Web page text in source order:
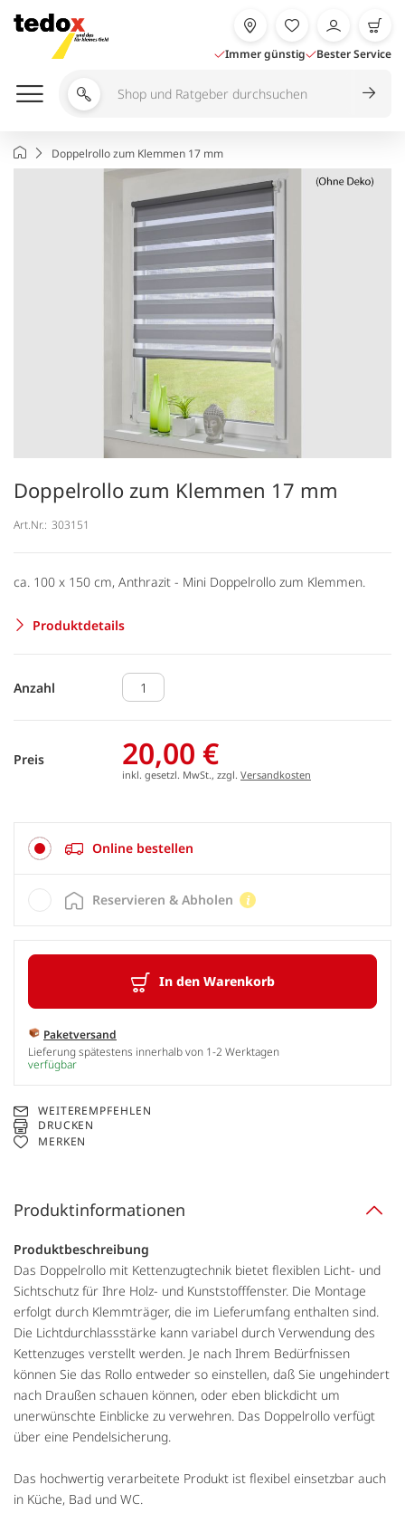
Inhalt
springen
Immer günstig Bester Service
Shop
durchsuchen
StartseiteDoppelrollo zum Klemmen 17 mm
Doppelrollo zum Klemmen 17 mm
Art.Nr.: 303151
ca. 100 x 150 cm, Anthrazit - Mini Doppelrollo zum Klemmen.
Produktdetails
Anzahl
Preis 20,00 €
inkl. gesetzl. MwSt., zzgl. Versandkosten
Online bestellen
In den Warenkorb
Paketversand
Lieferung spätestens innerhalb von 1-2 Werktagen
verfügbar
Reservieren & Abholen
WEITEREMPFEHLEN
DRUCKEN
MERKEN
Produktinformationen
Produktbeschreibung
Das Doppelrollo mit Kettenzugtechnik bietet flexiblen Licht- und
Sichtschutz für Ihre Holz- und Kunststofffenster. Die Montage
erfolgt durch Klemmträger, die im Lieferumfang enthalten sind.
Die Lichtdurchlassstärke kann variabel durch Verwendung des
Kettenzuges verstellt werden. Je nach Ihrem Bedürfnissen
können Sie das Rollo entweder so einstellen, daß Sie ungehindert
nach Draußen schauen können, oder eben blickdicht um
unerwünschte Einblicke zu verwehren. Das Doppelrollo verfügt
über eine Pendelsicherung.
Das hochwertig verarbeitete Produkt ist flexibel einsetzbar auch
in Küche, Bad und WC.